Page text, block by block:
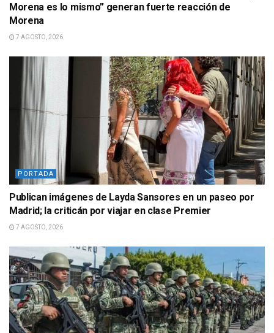
Morena es lo mismo” generan fuerte reacción de
Morena
7 AGOSTO, 2026
PORTADA
Publican imágenes de Layda Sansores en un paseo por
Madrid; la criticán por viajar en clase Premier
7 AGOSTO, 2026